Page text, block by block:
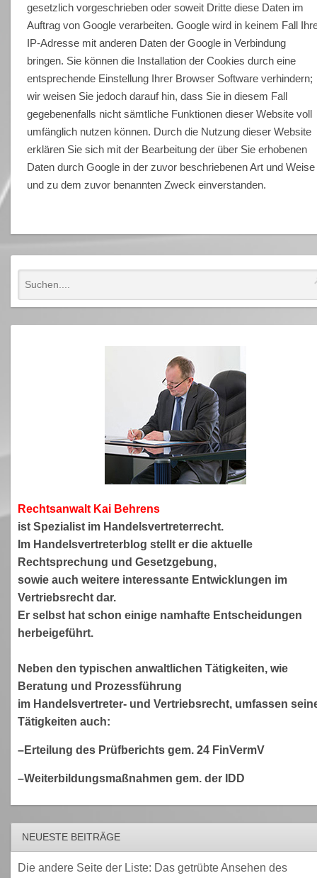
gesetzlich vorgeschrieben oder soweit Dritte diese Daten im
Auftrag von Google verarbeiten. Google wird in keinem Fall
IP-Adresse mit anderen Daten der Google in Verbindung
bringen. Sie können die Installation der Cookies durch eine
entsprechende Einstellung Ihrer Browser Software verhindern;
wir weisen Sie jedoch darauf hin, dass Sie in diesem Fall
gegebenenfalls nicht sämtliche Funktionen dieser Website voll
umfänglich nutzen können. Durch die Nutzung dieser Website
erklären Sie sich mit der Bearbeitung der über Sie erhobenen
Daten durch Google in der zuvor beschriebenen Art und Weise
und zu dem zuvor benannten Zweck einverstanden.
Rechtsanwalt Kai Behrens
ist Spezialist im Handelsvertreterrecht.
Im Handelsvertreterblog stellt er die aktuelle
Rechtsprechung und Gesetzgebung,
sowie auch weitere interessante Entwicklungen im
Vertriebsrecht dar.
Er selbst hat schon einige namhafte Entscheidungen
herbeigeführt.
Neben den typischen anwaltlichen Tätigkeiten, wie
Beratung und Prozessführung
im Handelsvertreter- und Vertriebsrecht, umfassen
Tätigkeiten auch:
–Erteilung des Prüfberichts gem. 24 FinVermV
–Weiterbildungsmaßnahmen gem. der IDD
NEUESTE BEITRÄGE
Die andere Seite der Liste: Das getrübte Ansehen des